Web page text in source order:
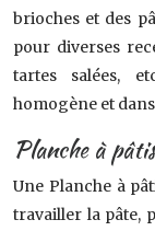
brioches et des
pour diverses
tartes salées,
homogène et
Planche à
Une Planche à
travailler la pâte,